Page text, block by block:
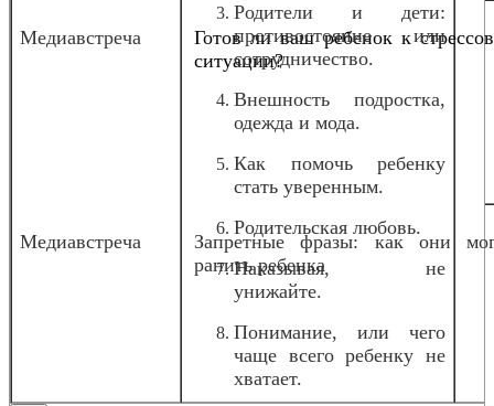
Медиавстреча
Готов ли ваш ребенок к
ситуации?
Медиавстреча
Запретные фразы: как они
ранить ребенка
Родители и дети:
противостояние или
сотрудничество.
Внешность подростка,
одежда и мода.
Как помочь ребенку
стать уверенным.
Родительская любовь.
Наказывая, не
унижайте.
Понимание, или чего
чаще всего ребенку не
хватает.